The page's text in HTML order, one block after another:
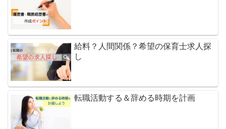
給料？人間関係？希望の保育士求人探
し
転職活動する＆辞める時期を計画